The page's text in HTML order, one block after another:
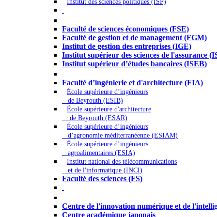
Institut des sciences politiques (ISP)
Faculté de sciences économiques (FSE)
Faculté de gestion et de management (FGM)
Institut de gestion des entreprises (IGE)
Institut supérieur des sciences de l'assurance
Institut supérieur d’études bancaires (ISEB)
Faculté d’ingénierie et d'architecture (FIA)
École supérieure d’ingénieurs
de Beyrouth (ESIB)
École supérieure d'architecture
de Beyrouth (ESAR)
École supérieure d’ingénieurs
d’agronomie méditerranéenne (ESIAM)
École supérieure d’ingénieurs
agroalimentaires (ESIA)
Institut national des télécommunications
et de l'informatique (INCI)
Faculté des sciences (FS)
Centre de l'innovation numérique et de
Centre académique japonais